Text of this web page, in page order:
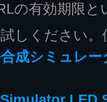
の有効期限
しください
成シミュレ